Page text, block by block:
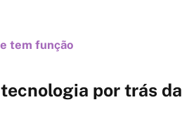
tem função
tecnologia por trás da